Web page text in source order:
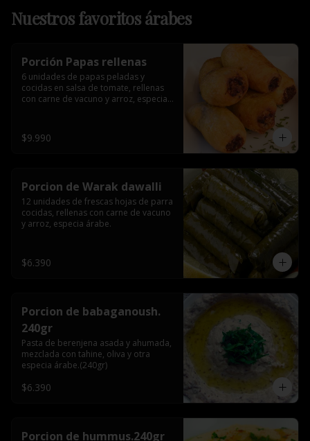
Nuestros favoritos árabes
Porción Papas rellenas
6 unidades de papas peladas y
cocidas en salsa de tomate, rellenas
con carne de vacuno y arroz, especia
$9.990
Porcion de Warak dawalli
12 unidades de frescas hojas de parra
cocidas, rellenas con carne de vacuno
y arroz, especia árabe.
$6.390
Porcion de babaganoush.
240gr
Pasta de berenjena asada y ahumada,
mezclada con tahine, oliva y otra
especia árabe.(240gr)
$6.390
Porcion de hummus.240gr